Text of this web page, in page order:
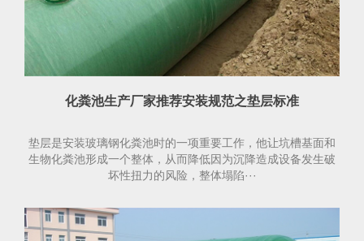
化粪池生产厂家推荐安装规范之垫层标准
垫层是安装玻璃钢化粪池时的一项重要工作，他让坑槽基面和
生物化粪池形成一个整体，从而降低因为沉降造成设备发生破
坏性扭力的风险，整体塌陷···